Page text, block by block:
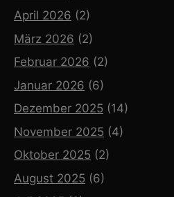
April 2026 (2)
März 2026 (2)
Februar 2026 (2)
Januar 2026 (6)
Dezember 2025 (14)
November 2025 (4)
Oktober 2025 (2)
August 2025 (6)